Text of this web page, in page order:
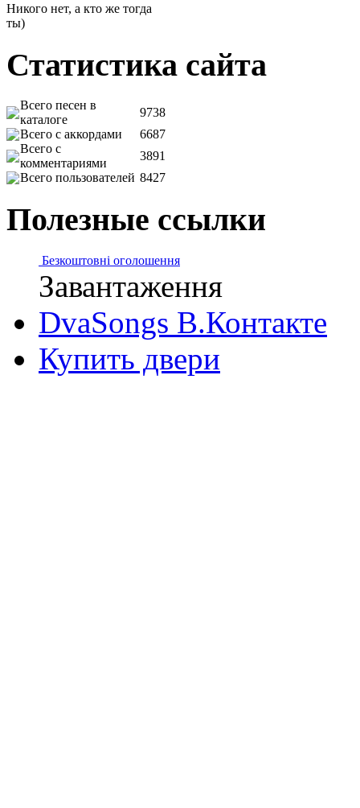
Никого нет, а кто же тогда
ты)
Статистика сайта
Всего песен в
каталоге
9738
Всего с аккордами
6687
Всего с
комментариями
3891
Всего пользователей 8427
Полезные ссылки
Безкоштовні оголошення
Завантаження
DvaSongs В.Контакте
Купить двери